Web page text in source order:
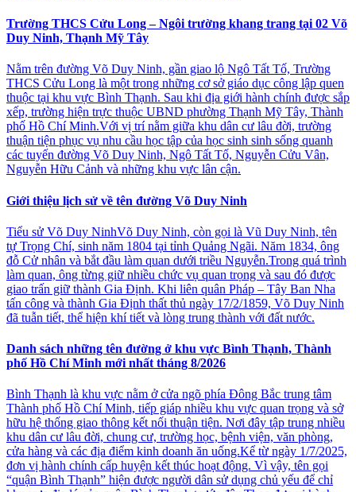
Trường THCS Cửu Long – Ngôi trường khang trang tại 02 Võ
Duy Ninh, Thạnh Mỹ Tây
Nằm trên đường Võ Duy Ninh, gần giao lộ Ngô Tất Tố, Trường
THCS Cửu Long là một trong những cơ sở giáo dục công lập quen
thuộc tại khu vực Bình Thạnh. Sau khi địa giới hành chính được sắp
xếp, trường hiện trực thuộc UBND phường Thạnh Mỹ Tây, Thành
phố Hồ Chí Minh.Với vị trí nằm giữa khu dân cư lâu đời, trường
thuận tiện phục vụ nhu cầu học tập của học sinh sinh sống quanh
các tuyến đường Võ Duy Ninh, Ngô Tất Tố, Nguyễn Cửu Vân,
Nguyễn Hữu Cảnh và những khu vực lân cận.
Giới thiệu lịch sử về tên đường Võ Duy Ninh
Tiểu sử Võ Duy NinhVõ Duy Ninh, còn gọi là Vũ Duy Ninh, tên
tự Trọng Chí, sinh năm 1804 tại tỉnh Quảng Ngãi. Năm 1834, ông
đỗ Cử nhân và bắt đầu làm quan dưới triều Nguyễn.Trong quá trình
làm quan, ông từng giữ nhiều chức vụ quan trọng và sau đó được
giao trấn giữ thành Gia Định. Khi liên quân Pháp – Tây Ban Nha
tấn công và thành Gia Định thất thủ ngày 17/2/1859, Võ Duy Ninh
đã tuẫn tiết, thể hiện khí tiết và lòng trung thành với đất nước.
Danh sách những tên đường ở khu vực Bình Thạnh, Thành
phố Hồ Chí Minh mới nhất tháng 8/2026
Bình Thạnh là khu vực nằm ở cửa ngõ phía Đông Bắc trung tâm
Thành phố Hồ Chí Minh, tiếp giáp nhiều khu vực quan trọng và sở
hữu hệ thống giao thông kết nối thuận tiện. Nơi đây tập trung nhiều
khu dân cư lâu đời, chung cư, trường học, bệnh viện, văn phòng,
cửa hàng và các địa điểm kinh doanh ăn uống.Kể từ ngày 1/7/2025,
đơn vị hành chính cấp huyện kết thúc hoạt động. Vì vậy, tên gọi
“quận Bình Thạnh” hiện được người dân sử dụng chủ yếu để chỉ